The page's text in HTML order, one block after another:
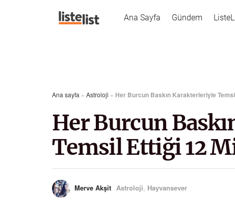
Ana Sayfa Gündem
Ana sayfa » Astroloji » Her Burcun Baskın Karakterleriyle
Her Burcun
Temsil Ettiği 12
Merve Akşit Astroloji, Hayvansever